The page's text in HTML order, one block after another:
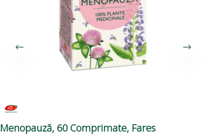
Menopauză, 60 Comprimate, Fares